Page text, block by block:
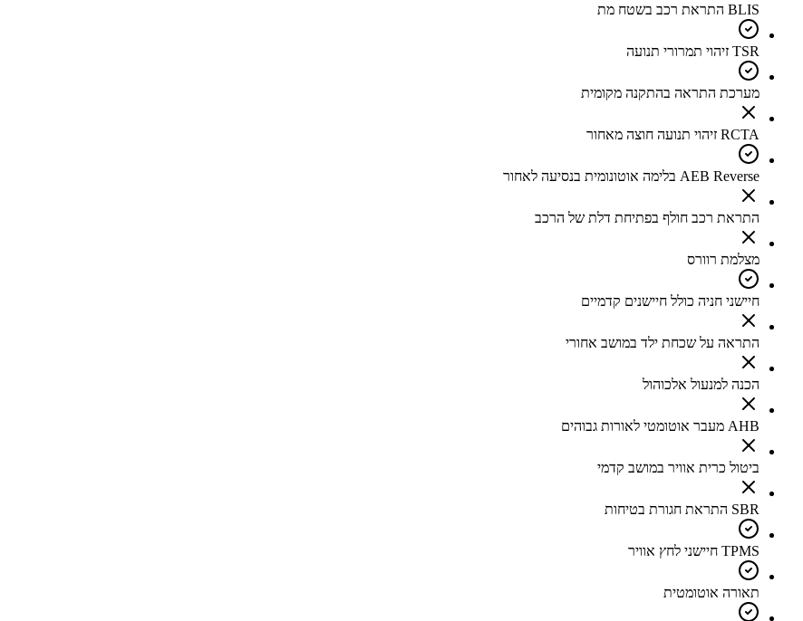
BLIS התראת רכב בשטח מת
TSR זיהוי תמרורי תנועה
מערכת התראה בהתקנה מקומית
RCTA זיהוי תנועה חוצה מאחור
AEB Reverse בלימה אוטונומית בנסיעה לאחור
התראת רכב חולף בפתיחת דלת של הרכב
מצלמת רוורס
חיישני חניה כולל חיישנים קדמיים
התראה על שכחת ילד במושב אחורי
הכנה למנעול אלכוהול
AHB מעבר אוטומטי לאורות גבוהים
ביטול כרית אוויר במושב קדמי
SBR התראת חגורת בטיחות
TPMS חיישני לחץ אוויר
תאורה אוטומטית